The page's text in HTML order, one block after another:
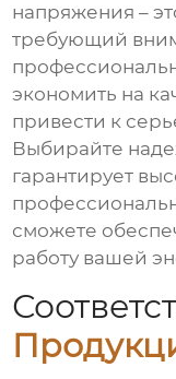
напряжения –
требующий
экономить на
привести к
Выбирайте
гарантирует
сможете
работу вашей